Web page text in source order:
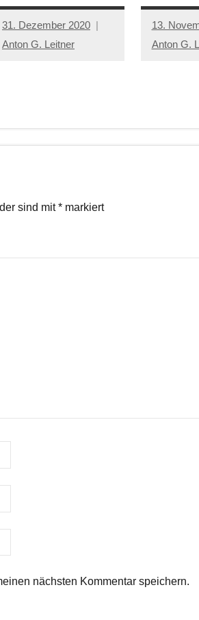
31. Dezember 2020
Anton G. Leitner
13.
Anton G.
sind mit* markiert
nächsten Kommentar speichern.